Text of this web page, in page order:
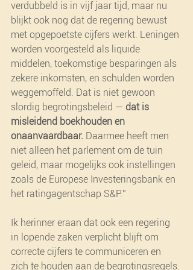
verdubbeld is in vijf jaar tijd, maar nu
blijkt ook nog dat de regering bewust
met opgepoetste cijfers werkt. Leningen
worden voorgesteld als liquide
middelen, toekomstige besparingen als
zekere inkomsten, en schulden worden
weggemoffeld. Dat is niet gewoon
slordig begrotingsbeleid — dat is
misleidend boekhouden en
onaanvaardbaar. Daarmee heeft men
niet alleen het parlement om de tuin
geleid, maar mogelijks ook instellingen
zoals de Europese Investeringsbank en
het ratingagentschap S&P.”
Ik herinner eraan dat ook een regering
in lopende zaken verplicht blijft om
correcte cijfers te communiceren en
zich te houden aan de begrotingsregels.